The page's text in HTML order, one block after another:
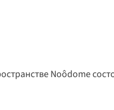
Noôdome